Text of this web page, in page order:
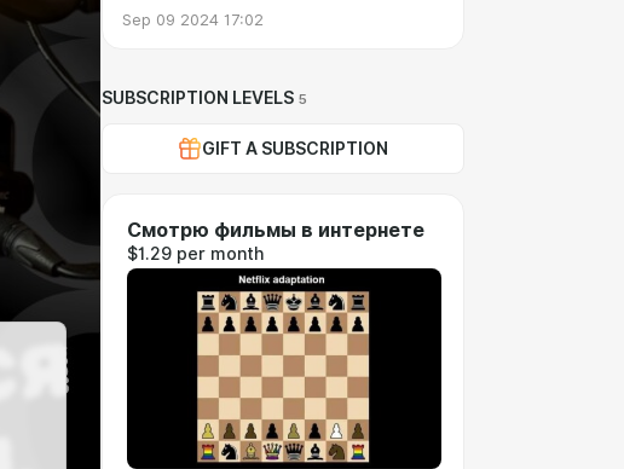
Sep 09 2024 17:02
SUBSCRIPTION LEVELS 5
GIFT A SUBSCRIPTION
Смотрю фильмы в интернете
$1.29 per month